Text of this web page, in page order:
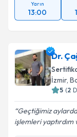
Yarın
13:00
Dr.
İzmir,
5 (2
Geçtiğimiz
işlemleri yaptırdım